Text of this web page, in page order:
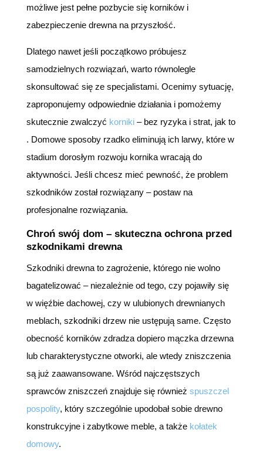
możliwe jest pełne pozbycie się korników i
zabezpieczenie drewna na przyszłość.
Dlatego nawet jeśli początkowo próbujesz
samodzielnych rozwiązań, warto równolegle
skonsultować się ze specjalistami. Ocenimy sytuację,
zaproponujemy odpowiednie działania i pomożemy
skutecznie zwalczyć korniki– bez ryzyka i strat, jak to
. Domowe sposoby rzadko eliminują ich larwy, które w
stadium dorosłym rozwoju kornika wracają do
aktywności. Jeśli chcesz mieć pewność, że problem
szkodników został rozwiązany – postaw na
profesjonalne rozwiązania.
Chroń swój dom – skuteczna ochrona przed
szkodnikami drewna
Szkodniki drewna to zagrożenie, którego nie wolno
bagatelizować – niezależnie od tego, czy pojawiły się
w więźbie dachowej, czy w ulubionych drewnianych
meblach, szkodniki drzew nie ustępują same. Często
obecność korników zdradza dopiero mączka drzewna
lub charakterystyczne otworki, ale wtedy zniszczenia
są już zaawansowane. Wśród najczęstszych
sprawców zniszczeń znajduje się również spuszczel
pospolity, który szczególnie upodobał sobie drewno
konstrukcyjne i zabytkowe meble, a także kołatek
domowy.